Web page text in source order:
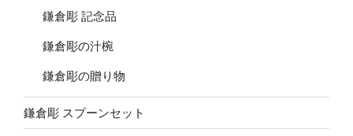
鎌倉彫 記念品
鎌倉彫の汁椀
鎌倉彫の贈り物
鎌倉彫 スプーンセット